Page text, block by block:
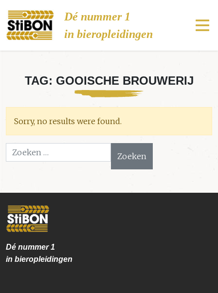
Stibon
Dé nummer 1
in bieropleidingen
TAG: GOOISCHE BROUWERIJ
Sorry, no results were found.
Zoeken naar:
Dé nummer1
in bieropleidingen